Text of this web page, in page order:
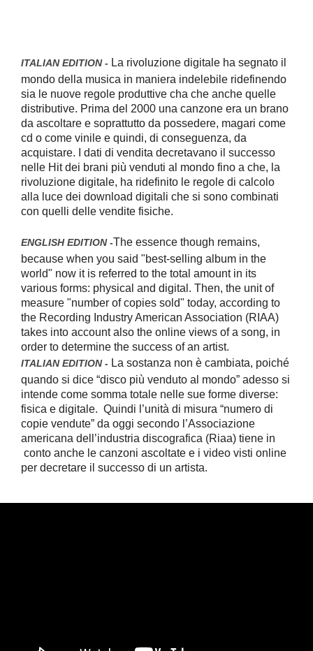
ITALIAN EDITION - La rivoluzione digitale ha segnato il
mondo della musica in maniera indelebile ridefinendo
sia le nuove regole produttive cha che anche quelle
distributive. Prima del 2000 una canzone era un brano
da ascoltare e soprattutto da possedere, magari come
cd o come vinile e quindi, di conseguenza, da
acquistare.
I dati di vendita decretavano il successo
nelle Hit dei brani più venduti al mondo fino a che, la
rivoluzione digitale, ha ridefinito le regole di calcolo
alla luce dei download digitali che si sono combinati
con quelli delle vendite fisiche.
ENGLISH EDITION -The essence though remains,
because when you said "best-selling album in the
world" now it is referred to the total amount in its
various forms: physical and digital. Then, the unit of
measure "number of copies sold" today, according to
the Recording Industry American Association (RIAA)
takes into account also the online views of a song, in
order to determine the success of an artist.
ITALIAN EDITION - La sostanza non è cambiata, poiché
quando si dice “disco più venduto al mondo” adesso si
intende come somma totale nelle sue forme diverse:
fisica e digitale. Quindi l’unità di misura “numero di
copie vendute” da oggi secondo l’Associazione
americana dell’industria discografica (Riaa) tiene in
conto anche le canzoni ascoltate e i video visti online
per decretare il successo di un artista.